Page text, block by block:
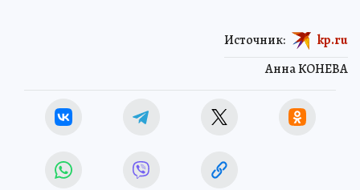
Анна КОНЕВА
Источник: kp.ru